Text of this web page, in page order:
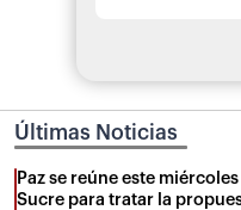
Últimas Noticias
Paz se reúne este
Sucre para tratar la